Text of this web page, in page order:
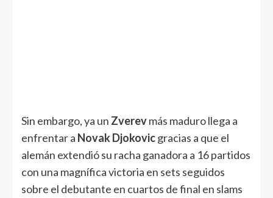
Sin embargo, ya un Zverevmás maduro llega a
enfrentar a Novak Djokovicgracias a que el
alemán extendió su racha ganadora a 16 partidos
con una magnífica victoria en sets seguidos
sobre el debutante en cuartos de final en slams